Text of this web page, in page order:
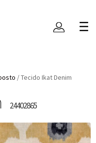
/Tecido Ikat Denim
24402865